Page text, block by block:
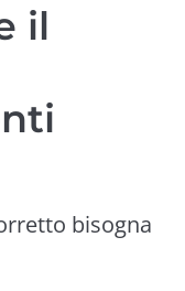
il
bisogna